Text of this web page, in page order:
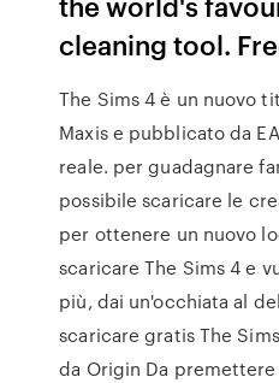
cleaning tool.
The Sims 4 è un nuovo
Maxis e pubblicato da
reale. per guadagnare
possibile scaricare le
per ottenere un nuovo
scaricare The Sims 4 e
più, dai un'occhiata al
scaricare gratis The
da Origin Da